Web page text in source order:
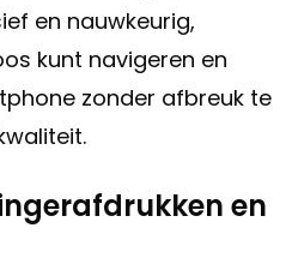
en nauwkeurig,
kunt navigeren en
zonder afbreuk te
en